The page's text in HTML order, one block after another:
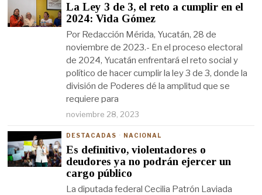
La Ley 3 de 3, el reto a cumplir en el
2024: Vida Gómez
Por Redacción Mérida, Yucatán, 28 de
noviembre de 2023.- En el proceso electoral
de 2024, Yucatán enfrentará el reto social y
político de hacer cumplir la ley 3 de 3, donde la
división de Poderes dé la amplitud que se
requiere para
noviembre 28, 2023
DESTACADAS · NACIONAL
Es definitivo, violentadores o
deudores ya no podrán ejercer un
cargo público
La diputada federal Cecilia Patrón Laviada